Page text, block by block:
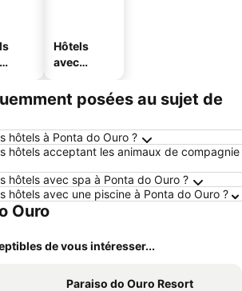
Hôtels
avec
posées au sujet de
hôtels à Ponta do Ouro ?
hôtels acceptant les animaux de compagnie
hôtels avec spa à Ponta do Ouro ?
hôtels avec une piscine à Ponta do Ouro ?
Ouro
de vous intéresser...
Paraiso do Ouro Resort